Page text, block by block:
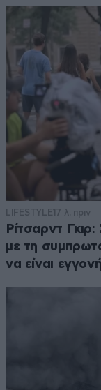
LIFESTYLE17 λ. πριν
Ρίτσαρντ
με τη
να είναι